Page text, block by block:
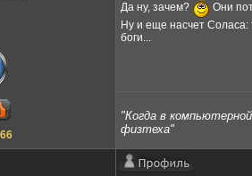
Да ну, зачем?
Они
Ну и еще насчет Соласа:
боги...
"Когда в
физтеха"